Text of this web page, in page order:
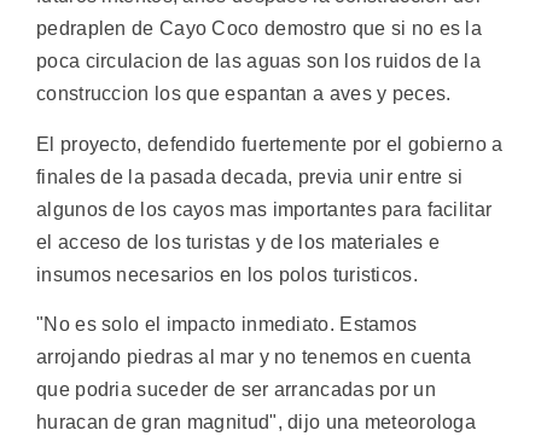
pedraplen de Cayo Coco demostro que si no es la
poca circulacion de las aguas son los ruidos de la
construccion los que espantan a aves y peces.
El proyecto, defendido fuertemente por el gobierno a
finales de la pasada decada, previa unir entre si
algunos de los cayos mas importantes para facilitar
el acceso de los turistas y de los materiales e
insumos necesarios en los polos turisticos.
"No es solo el impacto inmediato. Estamos
arrojando piedras al mar y no tenemos en cuenta
que podria suceder de ser arrancadas por un
huracan de gran magnitud", dijo una meteorologa